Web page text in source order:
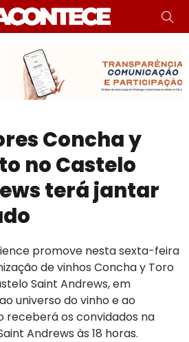
Concha y
no Castelo
terá jantar
promove nesta sexta-feira
de vinhos Concha y Toro
Saint Andrews, em
universo do vinho e ao
receberá os convidados na
Andrews às 18 horas.